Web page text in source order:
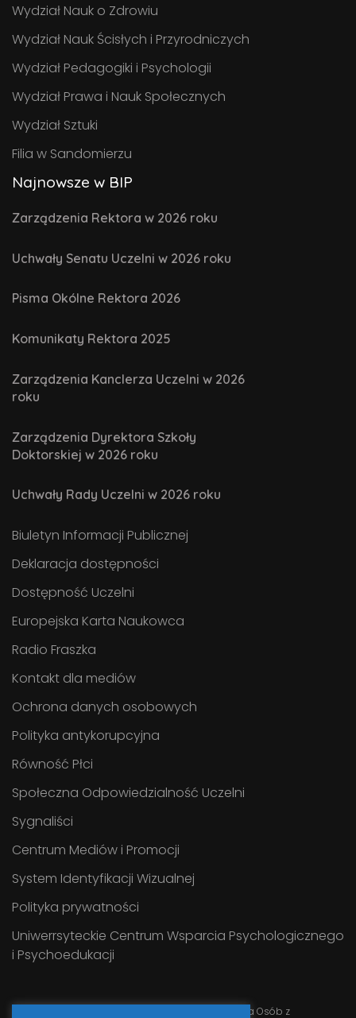
Wydział Nauk o Zdrowiu
Wydział Nauk Ścisłych i Przyrodniczych
Wydział Pedagogiki i Psychologii
Wydział Prawa i Nauk Społecznych
Wydział Sztuki
Filia w Sandomierzu
Najnowsze w BIP
Zarządzenia Rektora w 2026 roku
Uchwały Senatu Uczelni w 2026 roku
Pisma Okólne Rektora 2026
Komunikaty Rektora 2025
Zarządzenia Kanclerza Uczelni w 2026
roku
Zarządzenia Dyrektora Szkoły
Doktorskiej w 2026 roku
Uchwały Rady Uczelni w 2026 roku
Biuletyn Informacji Publicznej
Deklaracja dostępności
Dostępność Uczelni
Europejska Karta Naukowca
Radio Fraszka
Kontakt dla mediów
Ochrona danych osobowych
Polityka antykorupcyjna
Równość Płci
Społeczna Odpowiedzialność Uczelni
Sygnaliści
Centrum Mediów i Promocji
System Identyfikacji Wizualnej
Polityka prywatności
Uniwerrsyteckie Centrum Wsparcia Psychologicznego
i Psychoedukacji
Uniwersyteckie Centrum Wsparcia Osób z